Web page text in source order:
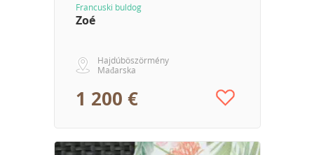
Francuski buldog
Zoé
Hajdúböszörmény
Mađarska
1 200 €